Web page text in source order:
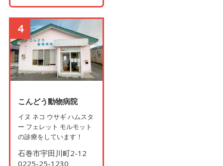
4
こんどう動物病院
イヌ ネコ ウサギ ハムスタ
ー フェレット モルモット
の診療をしています！
石巻市宇田川町2-12
0225-25-1230